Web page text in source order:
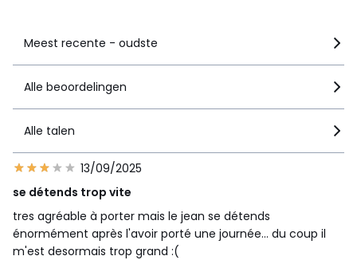
Meest recente - oudste
Alle beoordelingen
Alle talen
13/09/2025
se détends trop vite
tres agréable à porter mais le jean se détends
énormément après l'avoir porté une journée... du coup il
m'est desormais trop grand :(